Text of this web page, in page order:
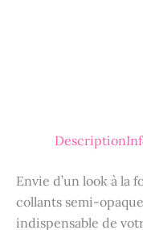
Description
Envie d’un look à la
collants semi-
indispensable de